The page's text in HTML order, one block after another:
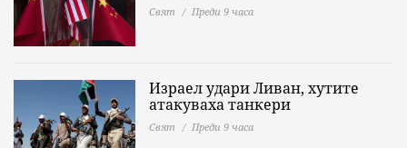
Свят Преди 9 часа
Израел удари Ливан, хутите
атакуваха танкери
Свят Преди 9 часа